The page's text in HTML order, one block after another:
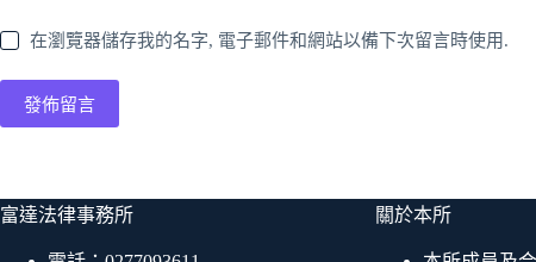
在瀏覽器儲存我的名字, 電子郵件和網站以備下次留言時使用.
發佈留言
富達法律事務所 關於本所